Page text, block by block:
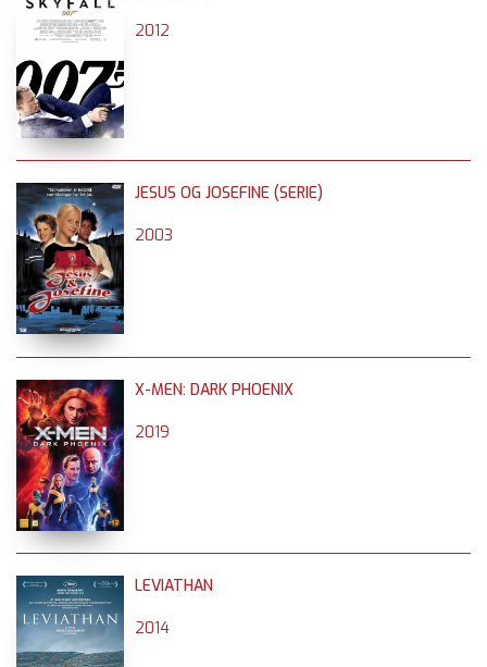
2012
JESUS OG JOSEFINE (SERIE)
2003
X-MEN: DARK PHOENIX
2019
LEVIATHAN
2014